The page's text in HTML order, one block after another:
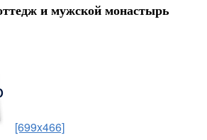
и мужской монастырь
[699x466]